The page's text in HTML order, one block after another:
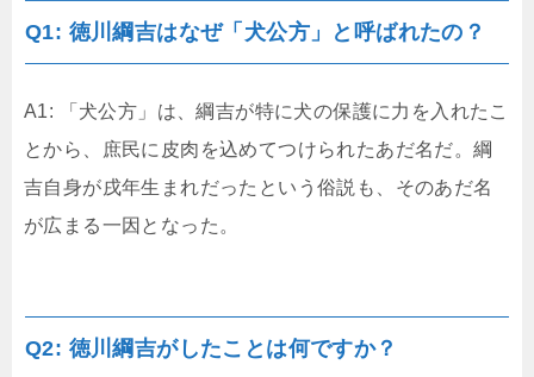
Q1: 徳川綱吉はなぜ「犬公方」と呼ばれたの？
A1: 「犬公方」は、綱吉が特に犬の保護に力を入れたこ
とから、庶民に皮肉を込めてつけられたあだ名だ。綱
吉自身が戌年生まれだったという俗説も、そのあだ名
が広まる一因となった。
Q2: 徳川綱吉がしたことは何ですか？